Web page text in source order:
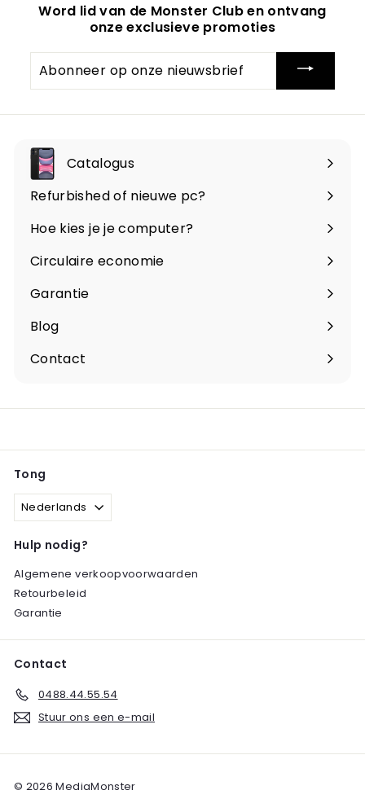
Word lid van de Monster Club en ontvang
onze exclusieve promoties
op
onze
Catalogus
Menu
openen
Refurbished of nieuwe pc?
Hoe kies je je computer?
Circulaire economie
Garantie
Blog
Contact
Tong
Nederlands
Hulp nodig?
Algemene verkoopvoorwaarden
Retourbeleid
Garantie
Contact
0488.44.55.54
Stuur ons een e-mail
© 2026 MediaMonster